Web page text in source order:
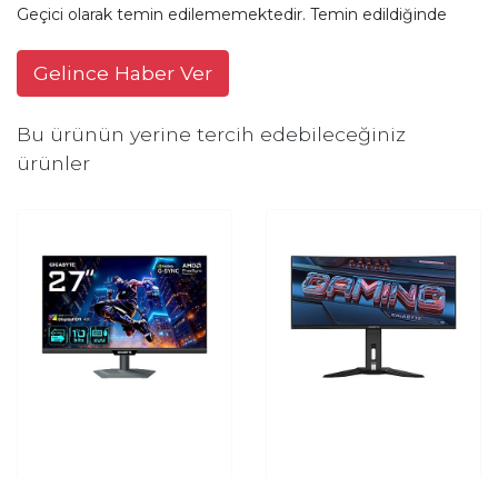
Geçici olarak temin edilememektedir. Temin edildiğinde
Gelince Haber Ver
Bu ürünün yerine tercih edebileceğiniz
ürünler